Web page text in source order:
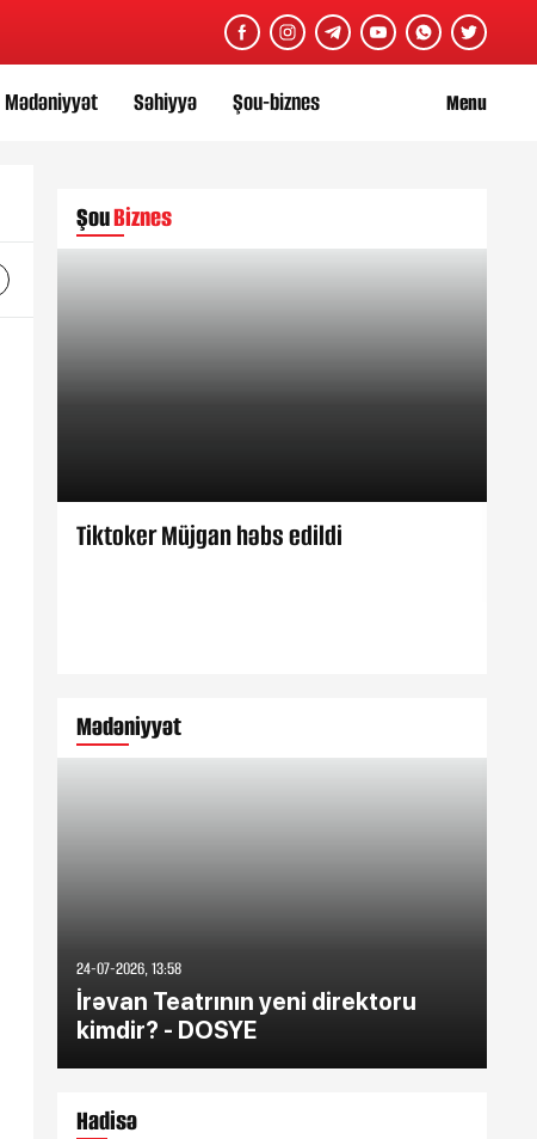
Mədəniyyət Səhiyyə Şou-biznes Menu
ŞouBiznes
Tiktoker Müjgan həbs edildi
Mədəniyyət
24-07-2026, 13:58
İrəvan Teatrının yeni direktoru
kimdir? - DOSYE
Hadisə